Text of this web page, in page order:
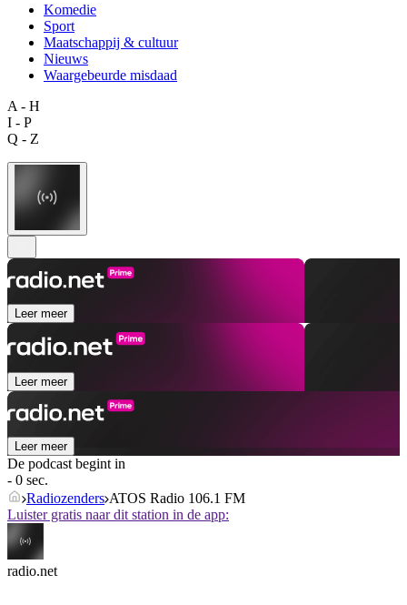
Komedie
Sport
Maatschappij & cultuur
Nieuws
Waargebeurde misdaad
A - H
I - P
Q - Z
Leer meer
Leer meer
Leer meer
De podcast begint in
- 0 sec.
Radiozenders ATOS Radio 106.1 FM
Luister gratis naar dit station in de app:
radio.net